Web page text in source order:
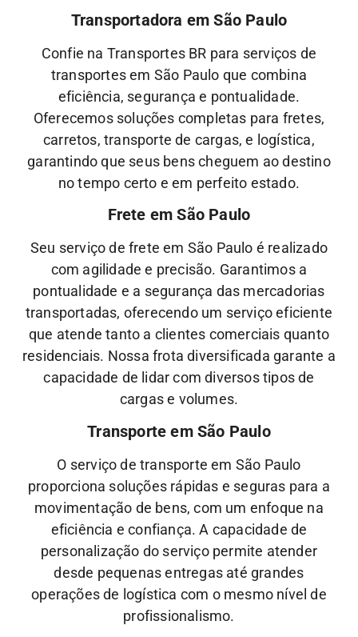
Transportadora em São Paulo
Confie na Transportes BR para serviços de
transportes em São Paulo que combina
eficiência, segurança e pontualidade.
Oferecemos soluções completas para fretes,
carretos, transporte de cargas, e logística,
garantindo que seus bens cheguem ao destino
no tempo certo e em perfeito estado.
Frete em São Paulo
Seu serviço de frete em São Paulo é realizado
com agilidade e precisão. Garantimos a
pontualidade e a segurança das mercadorias
transportadas, oferecendo um serviço eficiente
que atende tanto a clientes comerciais quanto
residenciais. Nossa frota diversificada garante a
capacidade de lidar com diversos tipos de
cargas e volumes.
Transporte em São Paulo
O serviço de transporte em São Paulo
proporciona soluções rápidas e seguras para a
movimentação de bens, com um enfoque na
eficiência e confiança. A capacidade de
personalização do serviço permite atender
desde pequenas entregas até grandes
operações de logística com o mesmo nível de
profissionalismo.